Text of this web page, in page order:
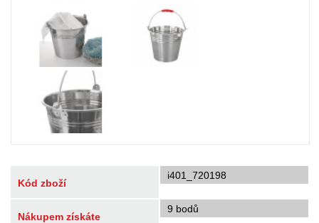
Kód zboží
i401_720198
Nákupem získáte
9 bodů